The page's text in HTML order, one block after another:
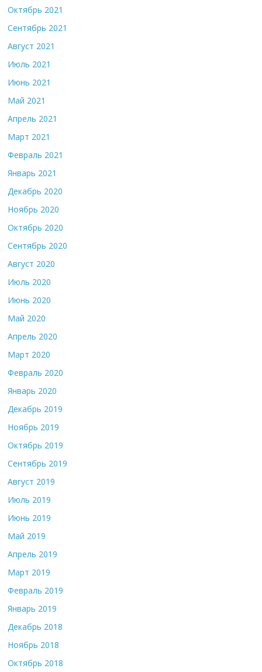
Октябрь 2021
Сентябрь 2021
Август 2021
Июль 2021
Июнь 2021
Май 2021
Апрель 2021
Март 2021
Февраль 2021
Январь 2021
Декабрь 2020
Ноябрь 2020
Октябрь 2020
Сентябрь 2020
Август 2020
Июль 2020
Июнь 2020
Май 2020
Апрель 2020
Март 2020
Февраль 2020
Январь 2020
Декабрь 2019
Ноябрь 2019
Октябрь 2019
Сентябрь 2019
Август 2019
Июль 2019
Июнь 2019
Май 2019
Апрель 2019
Март 2019
Февраль 2019
Январь 2019
Декабрь 2018
Ноябрь 2018
Октябрь 2018